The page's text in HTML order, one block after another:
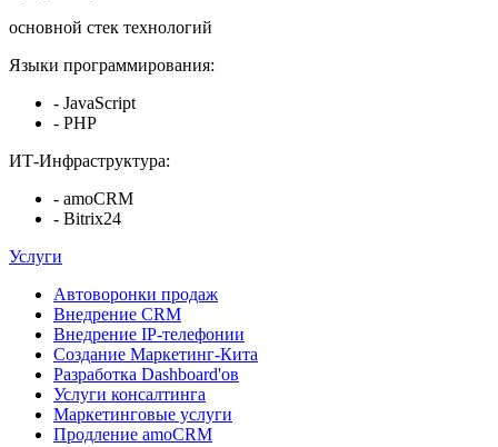
основной стек технологий
Языки программирования:
- JavaScript
- PHP
ИТ-Инфраструктура:
- amoCRM
- Bitrix24
Услуги
Автоворонки продаж
Внедрение CRM
Внедрение IP-телефонии
Создание Маркетинг-Кита
Разработка Dashboard'ов
Услуги консалтинга
Маркетинговые услуги
Продление amoCRM